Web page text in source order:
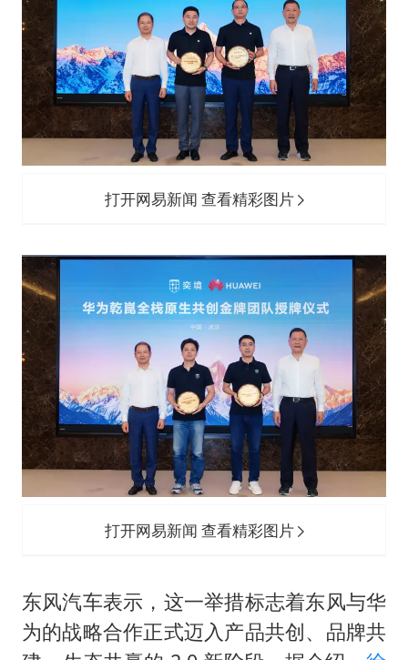
打开网易新闻 查看精彩图片
打开网易新闻 查看精彩图片
东风汽车表示，这一举措标志着东风与华
为的战略合作正式迈入产品共创、品牌共